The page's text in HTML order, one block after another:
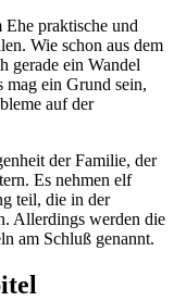
praktische und
Wie schon aus dem
gerade ein Wandel
ein Grund sein,
auf der
der Familie, der
Es nehmen elf
teil, die in der
Allerdings werden die
am Schluß genannt.